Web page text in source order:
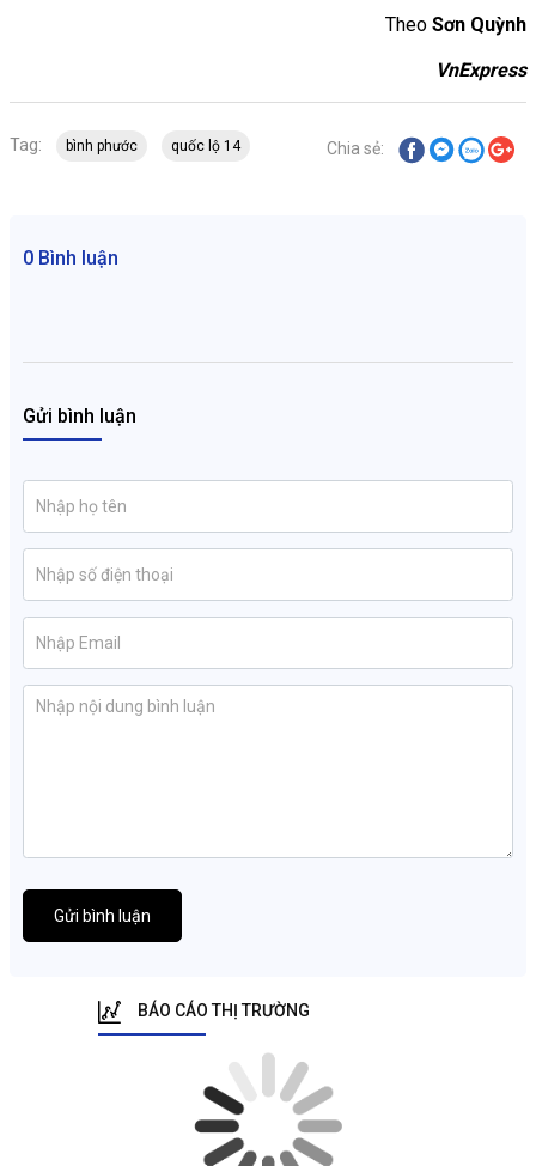
Theo Sơn Quỳnh
VnExpress
Tag: bình phước quốc lộ 14 Chia sẻ:
0 Bình luận
Gửi bình luận
Gửi bình luận
BÁO CÁO THỊ TRƯỜNG